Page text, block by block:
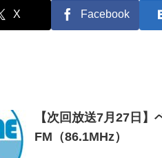
X Facebook
【次回放送7月27日
FM（86.1MHz）